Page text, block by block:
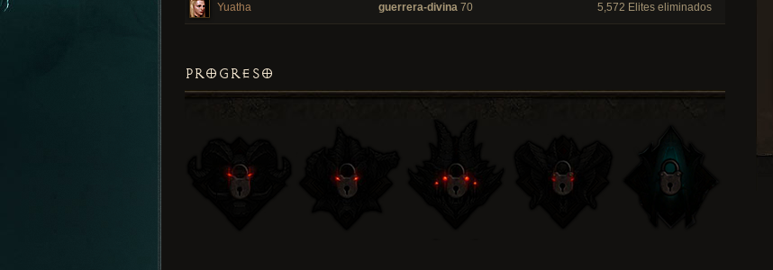
Yuatha guerrera-divina 70 5,572 Elites eliminados
PROGRESO